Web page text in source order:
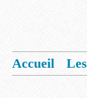
Accueil